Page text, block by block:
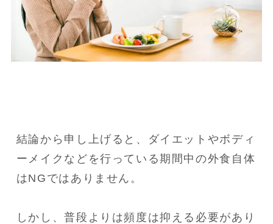
結論から申し上げると、ダイエットやボディ
ーメイクなどを行っている期間中の外食自体
はNGではありません。
しかし、普段よりは頻度は抑える必要があり